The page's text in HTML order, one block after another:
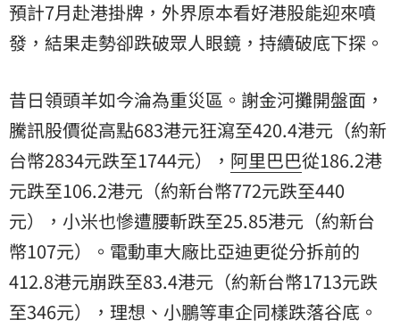
預計7月赴港掛牌，外界原本看好港股能迎來噴
發，結果走勢卻跌破眾人眼鏡，持續破底下探。
昔日領頭羊如今淪為重災區。謝金河攤開盤面，
騰訊股價從高點683港元狂瀉至420.4港元（約新
台幣2834元跌至1744元）， 阿里巴巴從186.2港
元跌至106.2港元（約新台幣772元跌至440
元），小米也慘遭腰斬跌至25.85港元（約新台
幣107元）。電動車大廠比亞迪更從分拆前的
412.8港元崩跌至83.4港元（約新台幣1713元跌
至346元），理想、小鵬等車企同樣跌落谷底。